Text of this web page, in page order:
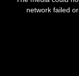
network failed